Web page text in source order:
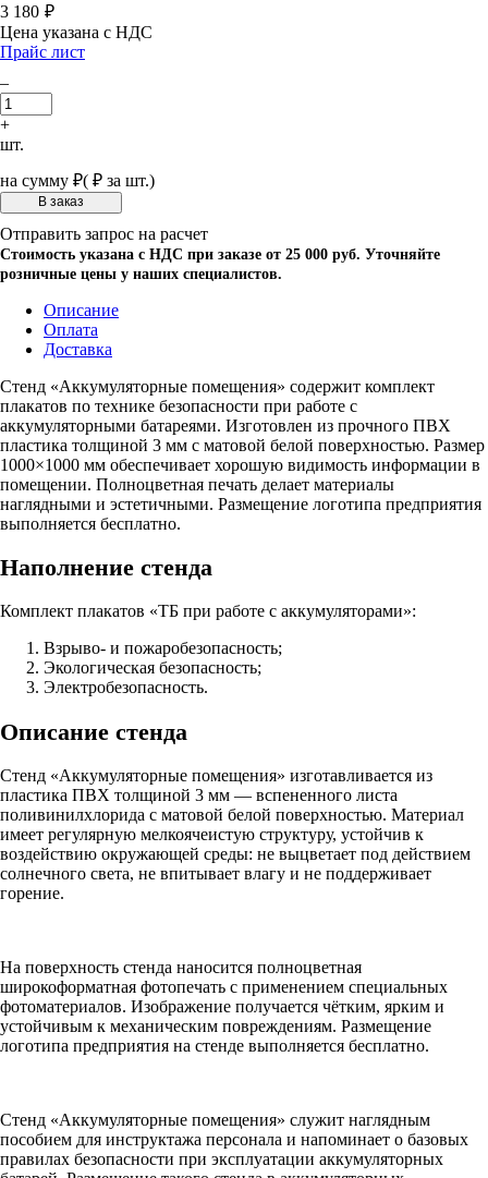
3 180 ₽
Цена указана с НДС
Прайс лист
–
+
шт.
на сумму ₽( ₽ за шт.)
Отправить запрос на расчет
Стоимость указана с НДС при заказе от 25 000 руб. Уточняйте
розничные цены у наших специалистов.
Описание
Оплата
Доставка
Стенд «Аккумуляторные помещения» содержит комплект
плакатов по технике безопасности при работе с
аккумуляторными батареями. Изготовлен из прочного ПВХ
пластика толщиной 3 мм с матовой белой поверхностью. Размер
1000×1000 мм обеспечивает хорошую видимость информации в
помещении. Полноцветная печать делает материалы
наглядными и эстетичными. Размещение логотипа предприятия
выполняется бесплатно.
Наполнение стенда
Комплект плакатов «ТБ при работе с аккумуляторами»:
Взрыво- и пожаробезопасность;
Экологическая безопасность;
Электробезопасность.
Описание стенда
Стенд «Аккумуляторные помещения» изготавливается из
пластика ПВХ толщиной 3 мм — вспененного листа
поливинилхлорида с матовой белой поверхностью. Материал
имеет регулярную мелкоячеистую структуру, устойчив к
воздействию окружающей среды: не выцветает под действием
солнечного света, не впитывает влагу и не поддерживает
горение.
На поверхность стенда наносится полноцветная
широкоформатная фотопечать с применением специальных
фотоматериалов. Изображение получается чётким, ярким и
устойчивым к механическим повреждениям. Размещение
логотипа предприятия на стенде выполняется бесплатно.
Стенд «Аккумуляторные помещения» служит наглядным
пособием для инструктажа персонала и напоминает о базовых
правилах безопасности при эксплуатации аккумуляторных